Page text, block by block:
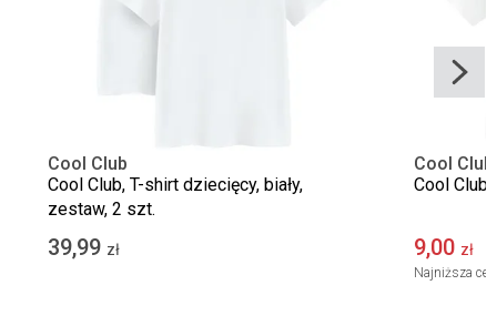
Cool Club
Cool Club, T-shirt dziecięcy, biały,
zestaw, 2 szt.
39,99 zł
Cool Club
Cool Club,
9,00 zł
Najniższa